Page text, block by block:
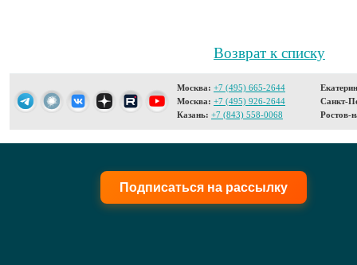
Возврат к списку
Москва: +7 (495) 665-2644
Москва: +7 (495) 926-2644
Казань: +7 (843) 558-0068
Санкт-
Ростов-
Подписаться на рассылку